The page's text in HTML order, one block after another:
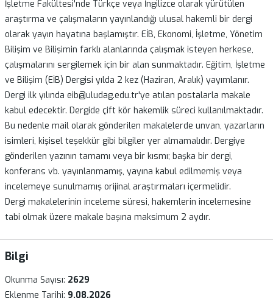
İşletme Fakültesi'nde Türkçe veya İngilizce olarak yürütülen
araştırma ve çalışmaların yayınlandığı ulusal hakemli bir dergi
olarak yayın hayatına başlamıştır. EİB, Ekonomi, İşletme, Yönetim
Bilişim ve Bilişimin farklı alanlarında çalışmak isteyen herkese,
çalışmalarını sergilemek için bir alan sunmaktadır. Eğitim, İşletme
ve Bilişim (EİB) Dergisi yılda 2 kez (Haziran, Aralık) yayımlanır.
Dergi ilk yılında eib@uludag.edu.tr'ye atılan postalarla makale
kabul edecektir. Dergide çift kör hakemlik süreci kullanılmaktadır.
Bu nedenle mail olarak gönderilen makalelerde unvan, yazarların
isimleri, kişisel teşekkür gibi bilgiler yer almamalıdır. Dergiye
gönderilen yazının tamamı veya bir kısmı; başka bir dergi,
konferans vb. yayınlanmamış, yayına kabul edilmemiş veya
incelemeye sunulmamış orijinal araştırmaları içermelidir.
Dergi makalelerinin inceleme süresi, hakemlerin incelemesine
tabi olmak üzere makale başına maksimum 2 aydır.
Bilgi
Okunma Sayısı: 2629
Eklenme Tarihi: 9.08.2026